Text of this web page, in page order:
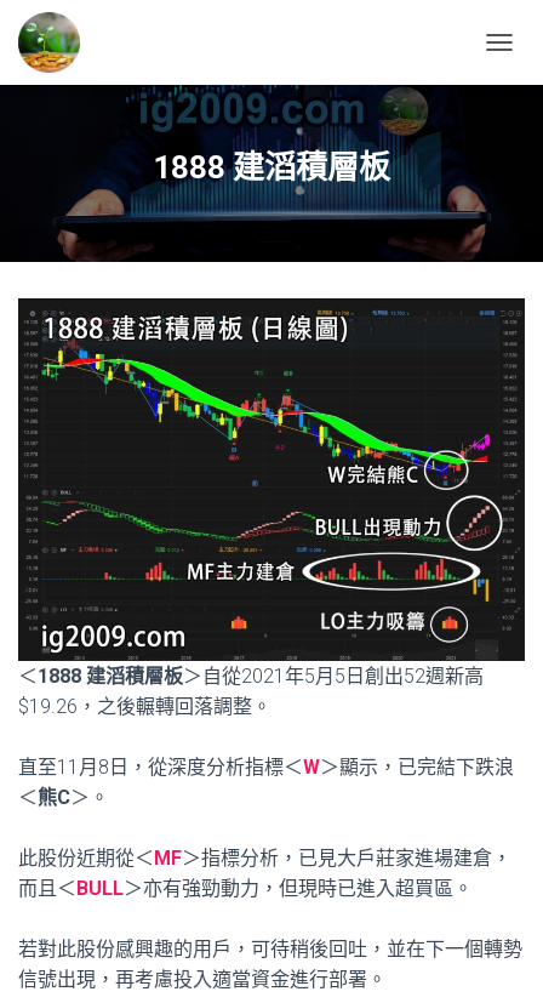
O
A
T
O
N
1888 建滔積層板
＜1888 建滔積層板＞自從2021年5月5日創出52週新高
$19.26，之後輾轉回落調整。
直至11月8日，從深度分析指標＜W＞顯示，已完結下跌浪
＜熊C＞。
此股份近期從＜ MF＞指標分析，已見大戶莊家進場建倉，
而且＜ BULL＞亦有強勁動力，但現時已進入超買區。
若對此股份感興趣的用戶，可待稍後回吐，並在下一個轉勢
信號出現，再考慮投入適當資金進行部署。